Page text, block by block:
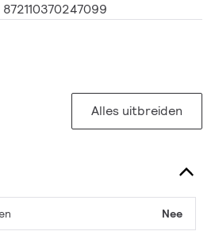
872110370247099
Alles uitbreiden
Nee